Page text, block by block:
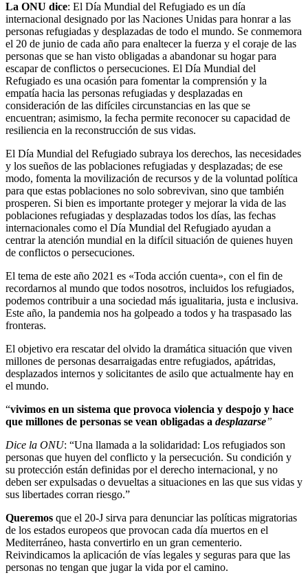
La ONU dice: El Día Mundial del Refugiado es un día
internacional designado por las Naciones Unidas para honrar a las
personas refugiadas y desplazadas de todo el mundo. Se conmemora
el 20 de junio de cada año para enaltecer la fuerza y el coraje de las
personas que se han visto obligadas a abandonar su hogar para
escapar de conflictos o persecuciones. El Día Mundial del
Refugiado es una ocasión para fomentar la comprensión y la
empatía hacia las personas refugiadas y desplazadas en
consideración de las difíciles circunstancias en las que se
encuentran; asimismo, la fecha permite reconocer su capacidad de
resiliencia en la reconstrucción de sus vidas.
El Día Mundial del Refugiado subraya los derechos, las necesidades
y los sueños de las poblaciones refugiadas y desplazadas; de ese
modo, fomenta la movilización de recursos y de la voluntad política
para que estas poblaciones no solo sobrevivan, sino que también
prosperen. Si bien es importante proteger y mejorar la vida de las
poblaciones refugiadas y desplazadas todos los días, las fechas
internacionales como el Día Mundial del Refugiado ayudan a
centrar la atención mundial en la difícil situación de quienes huyen
de conflictos o persecuciones.
El tema de este año 2021 es «Toda acción cuenta», con el fin de
recordarnos al mundo que todos nosotros, incluidos los refugiados,
podemos contribuir a una sociedad más igualitaria, justa e inclusiva.
Este año, la pandemia nos ha golpeado a todos y ha traspasado las
fronteras.
El objetivo era rescatar del olvido la dramática situación que viven
millones de personas desarraigadas entre refugiados, apátridas,
desplazados internos y solicitantes de asilo que actualmente hay en
el mundo.
“vivimos en un sistema que provoca violencia y despojo y hace
que millones de personas se vean obligadas a desplazarse”
Dice la ONU: “Una llamada a la solidaridad: Los refugiados son
personas que huyen del conflicto y la persecución. Su condición y
su protección están definidas por el derecho internacional, y no
deben ser expulsadas o devueltas a situaciones en las que sus vidas y
sus libertades corran riesgo.”
Queremos que el 20-J sirva para denunciar las políticas migratorias
de los estados europeos que provocan cada día muertos en el
Mediterráneo, hasta convertirlo en un gran cementerio.
Reivindicamos la aplicación de vías legales y seguras para que las
personas no tengan que jugar la vida por el camino.